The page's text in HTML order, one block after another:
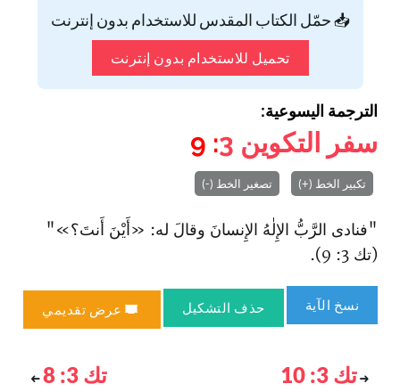
📥 حمّل الكتاب المقدس للاستخدام بدون إنترنت
تحميل للاستخدام بدون إنترنت
الترجمة اليسوعية:
سفر التكوين 3
: 9
تكبير الخط (+) تصغير الخط (-)
"فنادى الرَّبُّ الإِلٰهُ الإِنسانَ وقالَ له: «أَيْنَ أَنتَ؟»"
(تك 3: 9).
نسخ الآية حذف التشكيل عرض تقديمي
تك 3: 10 تك 3: 8